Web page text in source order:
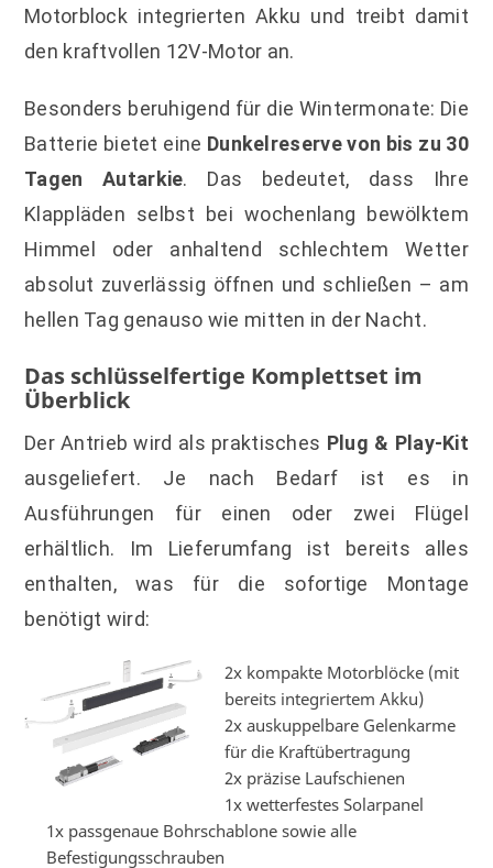
Motorblock integrierten Akku und treibt damit
den kraftvollen 12V-Motor an.
Besonders beruhigend für die Wintermonate: Die
Batterie bietet eine Dunkelreserve von bis zu 30
Tagen Autarkie. Das bedeutet, dass Ihre
Klappläden selbst bei wochenlang bewölktem
Himmel oder anhaltend schlechtem Wetter
absolut zuverlässig öffnen und schließen – am
hellen Tag genauso wie mitten in der Nacht.
Das schlüsselfertige Komplettset im
Überblick
Der Antrieb wird als praktisches Plug & Play-Kit
ausgeliefert. Je nach Bedarf ist es in
Ausführungen für einen oder zwei Flügel
erhältlich. Im Lieferumfang ist bereits alles
enthalten, was für die sofortige Montage
benötigt wird:
2x kompakte Motorblöcke (mit
bereits integriertem Akku)
2x auskuppelbare Gelenkarme
für die Kraftübertragung
2x präzise Laufschienen
1x wetterfestes Solarpanel
1x passgenaue Bohrschablone sowie alle
Befestigungsschrauben